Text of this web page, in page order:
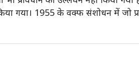
गया। 1955 के वक्फ संशोधन में जो